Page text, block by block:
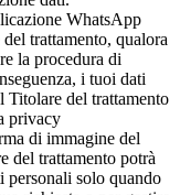
WhatsApp
trattamento, qualora
la procedura di
i tuoi dati
Titolare del trattamento
privacy
di immagine del
del trattamento potrà
personali solo quando